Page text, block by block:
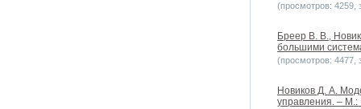
(просмотров: 4259,
Бреер В. В.,
большими
(просмотров: 4477,
Новиков Д. А.
управления. –